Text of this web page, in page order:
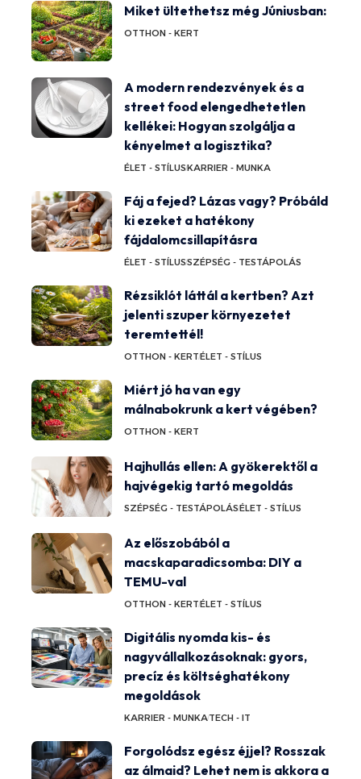
Miket ültethetsz még Júniusban:
OTTHON - KERT
A modern rendezvények és a
street food elengedhetetlen
kellékei: Hogyan szolgálja a
kényelmet a logisztika?
ÉLET - STÍLUSKARRIER - MUNKA
Fáj a fejed? Lázas vagy? Próbáld
ki ezeket a hatékony
fájdalomcsillapításra
ÉLET - STÍLUSSZÉPSÉG - TESTÁPOLÁS
Rézsiklót láttál a kertben? Azt
jelenti szuper környezetet
teremtettél!
OTTHON - KERTÉLET - STÍLUS
Miért jó ha van egy
málnabokrunk a kert végében?
OTTHON - KERT
Hajhullás ellen: A gyökerektől a
hajvégekig tartó megoldás
SZÉPSÉG - TESTÁPOLÁSÉLET - STÍLUS
Az előszobából a
macskaparadicsomba: DIY a
TEMU-val
OTTHON - KERTÉLET - STÍLUS
Digitális nyomda kis- és
nagyvállalkozásoknak: gyors,
precíz és költséghatékony
megoldások
KARRIER - MUNKATECH - IT
Forgolódsz egész éjjel? Rosszak
az álmaid? Lehet nem is akkora a